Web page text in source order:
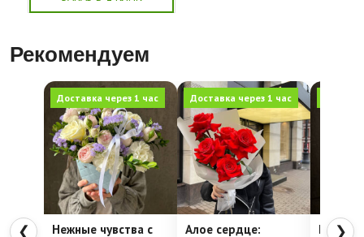
Рекомендуем
❮
Доставка через 1 час
Нежные чувства с
Доставка через 1 час
Алое сердце:
❯